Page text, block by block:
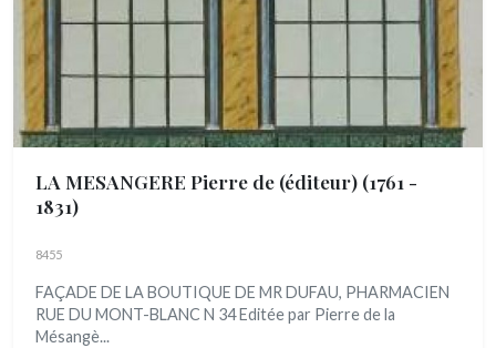
LA MESANGERE Pierre de (éditeur) (1761 -
1831)
8455
FAÇADE DE LA BOUTIQUE DE MR DUFAU, PHARMACIEN
RUE DU MONT-BLANC N 34 Editée par Pierre de la
Mésangè...